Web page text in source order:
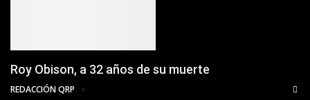
Roy Obison, a 32 años de su muerte
REDACCIÓN QRP